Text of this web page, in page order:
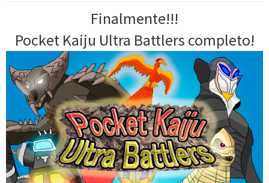
Finalmente!!!
Pocket Kaiju Ultra Battlers completo!